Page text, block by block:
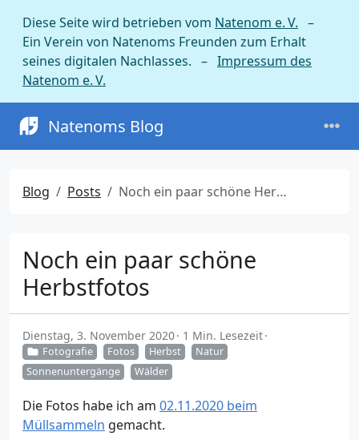
Diese Seite wird betrieben vom Natenom e. V. –
Ein Verein von Natenoms Freunden zum Erhalt
seines digitalen Nachlasses. – Impressum des
Natenom e. V.
Natenoms Blog
Blog Posts Noch ein paar schöne Herbstfotos
Noch ein paar schöne
Herbstfotos
Dienstag, 3. November 2020 1 Min. Lesezeit
Fotografie Fotos Herbst
Natur
Sonnenuntergänge
Wälder
Die Fotos habe ich am 02.11.2020 beim
Müllsammeln gemacht.